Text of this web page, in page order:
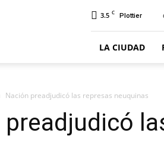
3.5 C Plottier
LA CIUDAD
Nación preadjudicó las represas neuquinas